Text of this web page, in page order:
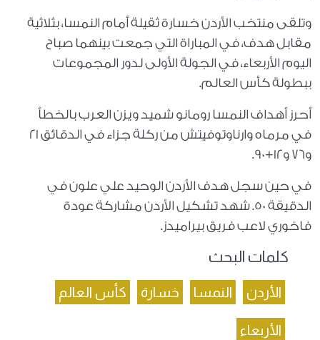
وتلقى منتخب الأردن خسارة ثقيلة أمام النمسا، بثلاثية
مقابل هدف، في المباراة التي جمعت بينهما صباح
اليوم الأربعاء، في الجولة الأولى لدور المجموعات
ببطولة كأس العالم.
أحرز أهداف النمسا رومانو شميد ويزن العرب بالخطأ
في مرماه وارناوتوفيتش من ركلة جزاء في الدقائق 21
و76 و12+90.
في حين سجل هدف الأردن الوحيد علي علون في
الدقيقة 50. شهد تشكيل الأردن مشاركة عودة
فاخوري لاعب فريق بيراميدز.
كلمات البحث
الأردن النمسا خسارة كأس العالم
الأربعاء